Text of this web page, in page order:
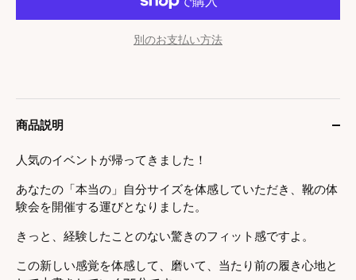
別のお支払い方法
商品説明
人気のイベントが帰ってきました！
あなたの「本当の」自分サイズを体感していただき、靴の体
験会を開催する運びとなりました。
きっと、経験したことのない驚きのフィット感ですよ。
この新しい感覚を体感して、磨いて、 当たり前の履き心地と